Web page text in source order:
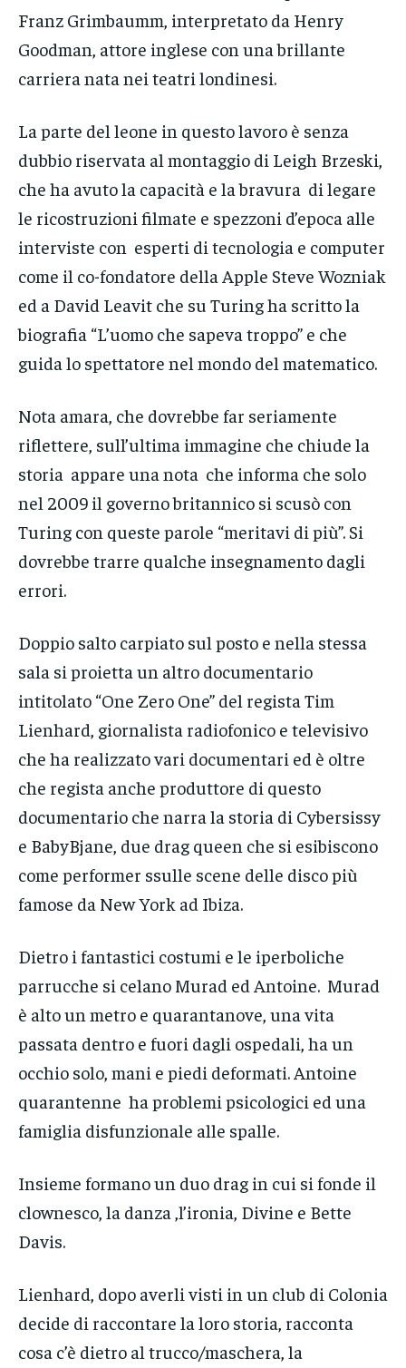
Franz Grimbaumm, interpretato da Henry
Goodman, attore inglese con una brillante
carriera nata nei teatri londinesi.
La parte del leone in questo lavoro è senza
dubbio riservata al montaggio di Leigh Brzeski,
che ha avuto la capacità e la bravura di legare
le ricostruzioni filmate e spezzoni d’epoca alle
interviste con esperti di tecnologia e computer
come il co-fondatore della Apple Steve Wozniak
ed a David Leavit che su Turing ha scritto la
biografia “L’uomo che sapeva troppo” e che
guida lo spettatore nel mondo del matematico.
Nota amara, che dovrebbe far seriamente
riflettere, sull’ultima immagine che chiude la
storia appare una nota che informa che solo
nel 2009 il governo britannico si scusò con
Turing con queste parole “meritavi di più”. Si
dovrebbe trarre qualche insegnamento dagli
errori.
Doppio salto carpiato sul posto e nella stessa
sala si proietta un altro documentario
intitolato “One Zero One” del regista Tim
Lienhard, giornalista radiofonico e televisivo
che ha realizzato vari documentari ed è oltre
che regista anche produttore di questo
documentario che narra la storia di Cybersissy
e BabyBjane, due drag queen che si esibiscono
come performer ssulle scene delle disco più
famose da New York ad Ibiza.
Dietro i fantastici costumi e le iperboliche
parrucche si celano Murad ed Antoine. Murad
è alto un metro e quarantanove, una vita
passata dentro e fuori dagli ospedali, ha un
occhio solo, mani e piedi deformati. Antoine
quarantenne ha problemi psicologici ed una
famiglia disfunzionale alle spalle.
Insieme formano un duo drag in cui si fonde il
clownesco, la danza ,l’ironia, Divine e Bette
Davis.
Lienhard, dopo averli visti in un club di Colonia
decide di raccontare la loro storia, racconta
cosa c’è dietro al trucco/maschera, la